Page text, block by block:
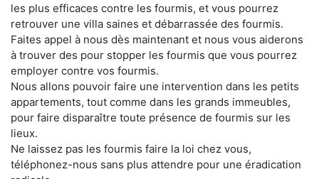
les plus efficaces contre les fourmis, et vous pourrez
retrouver une villa saines et débarrassée des fourmis.
Faites appel à nous dès maintenant et nous vous aiderons
à trouver des pour stopper les fourmis que vous pourrez
employer contre vos fourmis.
Nous allons pouvoir faire une intervention dans les petits
appartements, tout comme dans les grands immeubles,
pour faire disparaître toute présence de fourmis sur les
lieux.
Ne laissez pas les fourmis faire la loi chez vous,
téléphonez-nous sans plus attendre pour une éradication